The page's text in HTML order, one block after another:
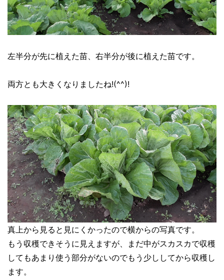
左半分が先に植えた苗、右半分が後に植えた苗です。
両方とも大きくなりましたね!(^^)!
真上から見ると見にくかったので横からの写真です。
もう収穫できそうに見えますが、まだ中がスカスカで収穫
してもあまり使う部分がないのでもう少ししてから収穫し
ます。